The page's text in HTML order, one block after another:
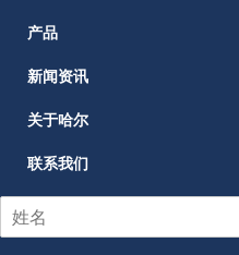
产品
新闻资讯
关于哈尔
联系我们